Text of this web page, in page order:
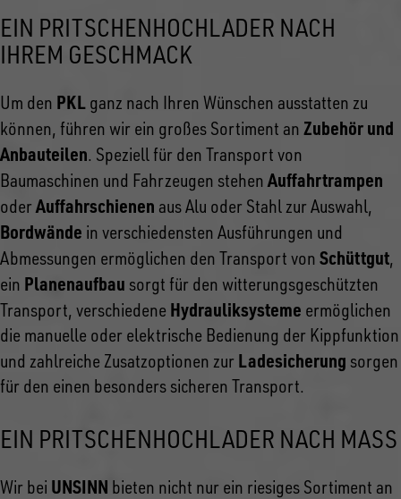
EIN PRITSCHENHOCHLADER NACH
IHREM GESCHMACK
Um den PKL ganz nach Ihren Wünschen ausstatten zu
können, führen wir ein großes Sortiment an Zubehör und
Anbauteilen. Speziell für den Transport von
Baumaschinen und Fahrzeugen stehen Auffahrtrampen
oderAuffahrschienen aus Alu oder Stahl zur Auswahl,
Bordwände in verschiedensten Ausführungen und
Abmessungen ermöglichen den Transport von Schüttgut,
ein Planenaufbau sorgt für den witterungsgeschützten
Transport, verschiedene Hydrauliksysteme ermöglichen
die manuelle oder elektrische Bedienung der Kippfunktion
und zahlreiche Zusatzoptionen zur Ladesicherung sorgen
für den einen besonders sicheren Transport.
EIN PRITSCHENHOCHLADER NACH MASS
Wir bei UNSINN bieten nicht nur ein riesiges Sortiment an